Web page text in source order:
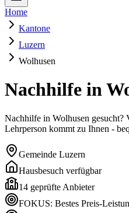
Home
Kantone
Luzern
Wolhusen
Nachhilfe in
Nachhilfe in Wolhusen gesucht?
Lehrperson kommt zu Ihnen -
Gemeinde Luzern
Hausbesuch verfügbar
14 geprüfte Anbieter
FOKUS: Bestes Preis-